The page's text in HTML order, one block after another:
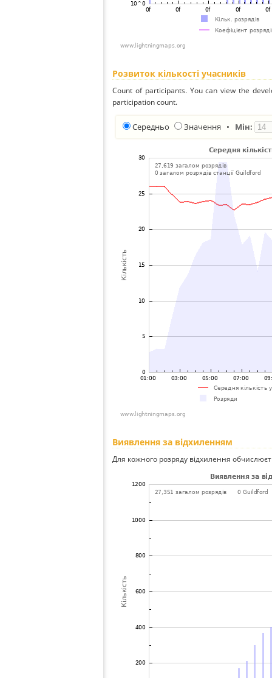
Розвиток кількості учасників
Count of participants. You can view the
participation count.
Середньо Значення • Мін:
Виявлення за відхиленням
Для кожного розряду відхилення